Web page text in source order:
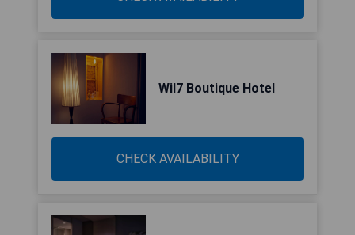
Wil7 Boutique Hotel
CHECK AVAILABILITY